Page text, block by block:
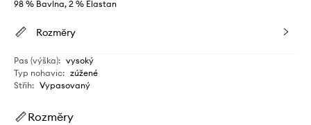
98 % Bavlna, 2 % Elastan
Rozměry
Pas (výška): vysoký
Typ nohavic: zúžené
Střih: Vypasovaný
Rozměry